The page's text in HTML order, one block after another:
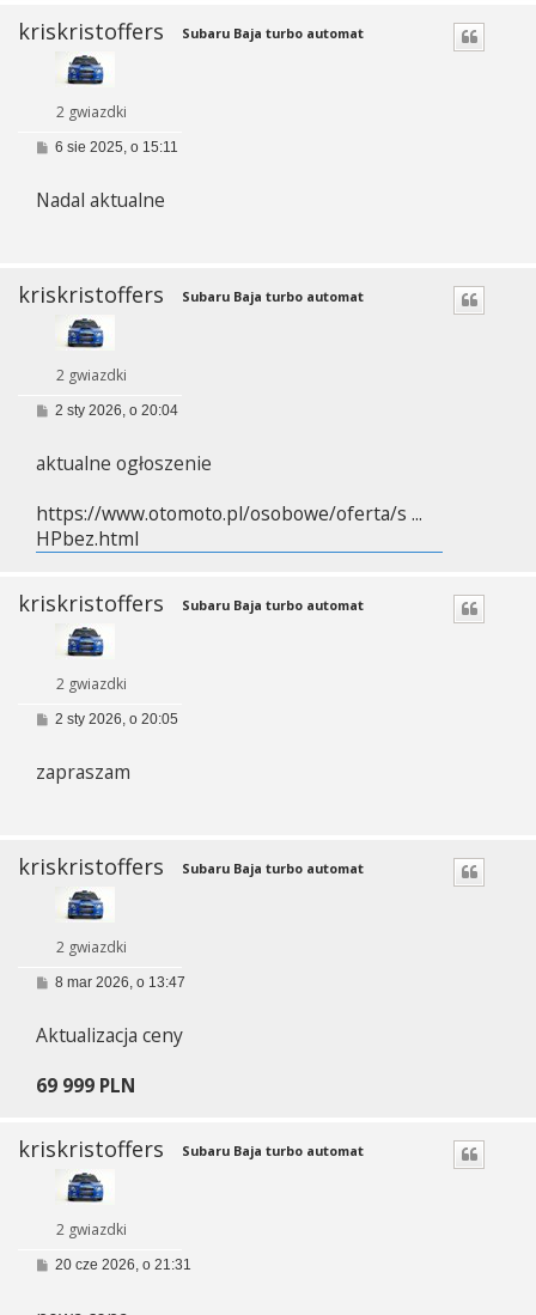
kriskristoffers
2 gwiazdki
Subaru Baja turbo automat
P
t
6 sie 2025, o 15:11
Nadal aktualne
kriskristoffers
2 gwiazdki
Subaru Baja turbo automat
P
t
2 sty 2026, o 20:04
aktualne ogłoszenie
https://www.otomoto.pl/osobowe/oferta/s ...
HPbez.html
kriskristoffers
2 gwiazdki
Subaru Baja turbo automat
P
t
2 sty 2026, o 20:05
zapraszam
kriskristoffers
2 gwiazdki
Subaru Baja turbo automat
P
t
8 mar 2026, o 13:47
Aktualizacja ceny
69 999 PLN
kriskristoffers
2 gwiazdki
Subaru Baja turbo automat
P20 cze 2026, o 21:31